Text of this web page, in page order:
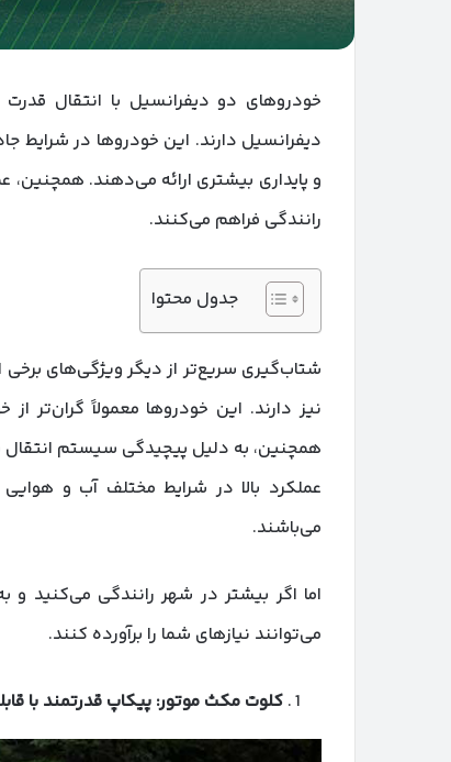
خودروهای دو دیفرانسیل با انتقال
دیفرانسیل دارند. این خودروها در شرایط
و پایداری بیشتری ارائه می‌دهند. همچنین،
رانندگی فراهم می‌کنند.
جدول محتوا
شتاب‌گیری سریع‌تر از دیگر ویژگی‌های
نیز دارند. این خودروها معمولاً
همچنین، به دلیل پیچیدگی سیستم انتقال
عملکرد بالا در شرایط مختلف آب و
می‌باشند.
اما اگر بیشتر در شهر رانندگی می‌کنید
می‌توانند نیازهای شما را برآورده کنند.
کلوت مکث موتور: پیکاپ قدرتمند با